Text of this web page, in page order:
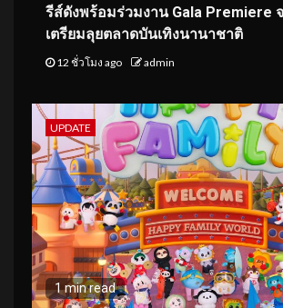
รีส์ดังพร้อมร่วมงาน Gala Premiere
เตรียมลุยตลาดบันเทิงนานาชาติ
12 ชั่วโมง ago admin
UPDATE
1 min read